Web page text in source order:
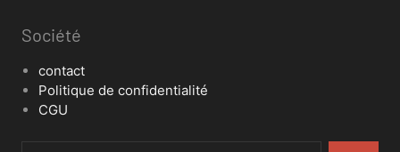
Société
contact
Politique de confidentialité
CGU